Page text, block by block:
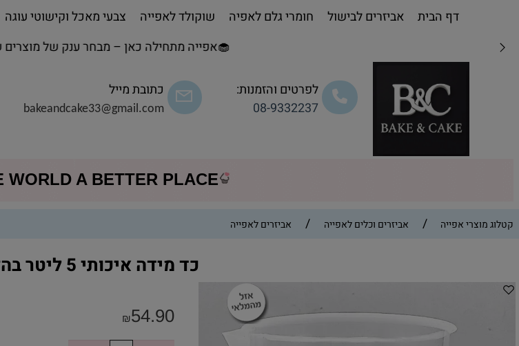
🧁אפייה מתחילה כאן – מבחר ענק של מוצרים
לפרטים והזמנות:
08-9332237
כתובת מייל
bakeandcake33@gmail.com
דף הבית אביזרים לבישול חומרי גלם לאפיה שוקולד לאפייה צבעי מאכל וקישוטי עוגה
WORLD A BETTER PLACE
קטלוג מוצרי אפייה / אביזרים וכלים לאפייה / אביזרים לאפייה
כד מידה איכותי 5 ליטר בהזמנה מראש
₪54.90